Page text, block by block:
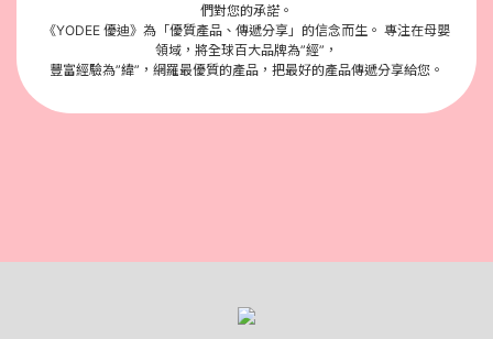
們對您的承諾。
《YODEE 優迪》為「優質產品、傳遞分享」的信念而生。 專注在母嬰
領域，將全球百大品牌為”經”，
豐富經驗為”緯”，網羅最優質的產品，把最好的產品傳遞分享給您。